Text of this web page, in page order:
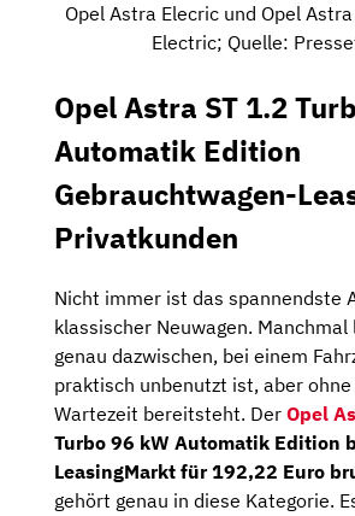
Opel Astra Elecric und Opel
Electric; Quelle:
Opel Astra ST 1.2
Automatik Edition
Gebrauchtwagen-
Privatkunden
Nicht immer ist das spannendste
klassischer Neuwagen. Manchmal
genau dazwischen, bei einem
praktisch unbenutzt ist, aber ohne
Wartezeit bereitsteht. Der Opel
Turbo 96 kW Automatik Edition
LeasingMarkt für 192,22 Euro
gehört genau in diese Kategorie.